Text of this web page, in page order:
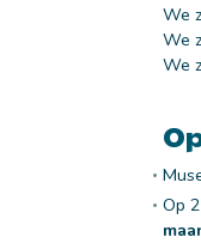
We
We
We
Op 2